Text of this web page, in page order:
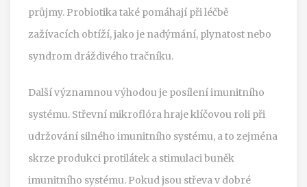
průjmy. Probiotika také pomáhají při léčbě
zažívacích obtíží, jako je nadýmání, plynatost nebo
syndrom dráždivého tračníku.
Další významnou výhodou je posílení imunitního
systému. Střevní mikroflóra hraje klíčovou roli při
udržování silného imunitního systému, a to zejména
skrze produkci protilátek a stimulaci buněk
imunitního systému. Pokud jsou střeva v dobré